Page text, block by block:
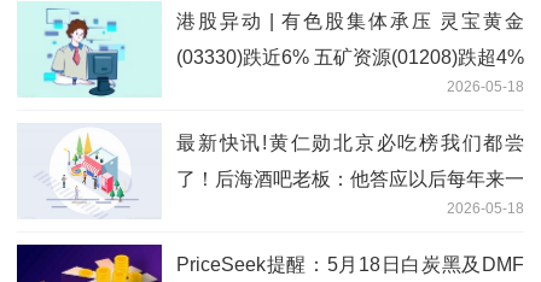
港股异动 | 有色股集体承压 灵宝黄金
(03330)跌近6% 五矿资源(01208)跌超4%
2026-05-18
最新快讯!黄仁勋北京必吃榜我们都尝
了！后海酒吧老板：他答应以后每年来一
2026-05-18
PriceSeek提醒：5月18日白炭黑及DMF